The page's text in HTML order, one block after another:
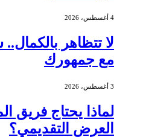
4 أغسطس، 2026
لا تتظاهر
مع جمهورك
3 أغسطس، 2026
لماذا يحتاج فريق
العرض التقديمي؟